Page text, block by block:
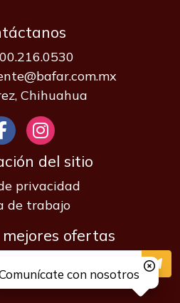
Chihuahua
del sitio
privacidad
de trabajo
mejores ofertas
con nosotros